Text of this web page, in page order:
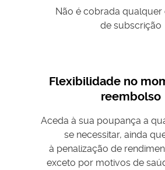
Não é cobrada qualquer
de subscrição
Flexibilidade no
reembolso
Aceda à sua poupança a
se necessitar, ainda
à penalização de
exceto por motivos de